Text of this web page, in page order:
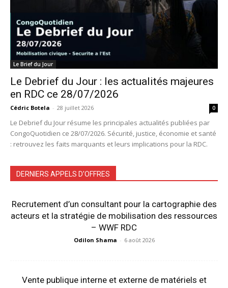
Le Brief du Jour
Le Debrief du Jour : les actualités majeures
en RDC ce 28/07/2026
Cédric Botela - 28 juillet 2026 0
Le Debrief du Jour résume les principales actualités publiées par
CongoQuotidien ce 28/07/2026. Sécurité, justice, économie et santé
: retrouvez les faits marquants et leurs implications pour la RDC.
DERNIERS APPELS D'OFFRES
Recrutement d’un consultant pour la cartographie des
acteurs et la stratégie de mobilisation des ressources
– WWF RDC
Odilon Shama - 6 août 2026
Vente publique interne et externe de matériels et